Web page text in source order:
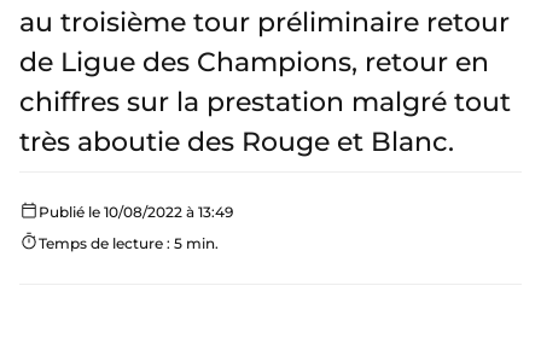
au troisième tour préliminaire retour
de Ligue des Champions, retour en
chiffres sur la prestation malgré tout
très aboutie des Rouge et Blanc.
Publié le 10/08/2022 à 13:49
Temps de lecture : 5 min.